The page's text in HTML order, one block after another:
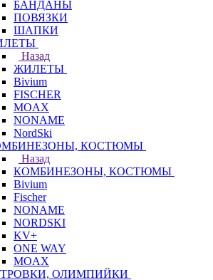
БАНДАНЫ
ПОВЯЗКИ
ШАПКИ
Назад
ЖИЛЕТЫ
Bivium
FISCHER
MOAX
NONAME
NordSki
КОСТЮМЫ
Назад
КОМБИНЕЗОНЫ, КОСТЮМЫ
Bivium
Fischer
NONAME
NORDSKI
KV+
ONE WAY
MOAX
ОЛИМПИЙКИ